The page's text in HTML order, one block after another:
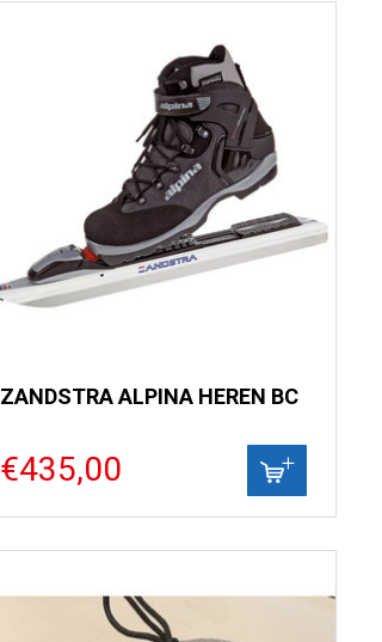
ZANDSTRA ALPINA HEREN BC
€435,00